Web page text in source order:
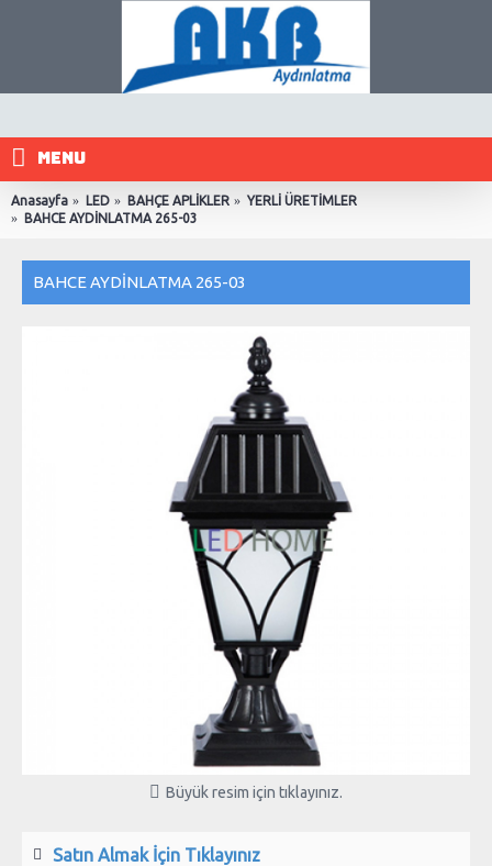
MENU
Anasayfa LED BAHÇE APLİKLER
YERLİ ÜRETİMLER
BAHCE AYDİNLATMA 265-03
BAHCE AYDİNLATMA 265-03
Büyük resim için tıklayınız.
Satın Almak İçin Tıklayınız